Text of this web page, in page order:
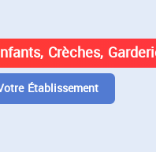
Crèches,
Établissement